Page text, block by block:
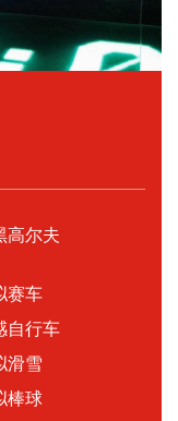
高尔夫
赛车
自行车
滑雪
棒球